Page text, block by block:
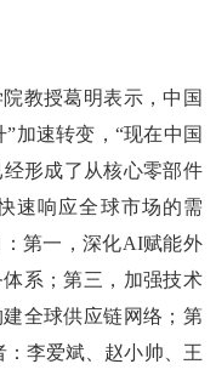
教授葛明表示，中国
加速转变，“现在中国
形成了从核心零部件
速响应全球市场的需
第一，深化AI赋能外
系；第三，加强技术
全球供应链网络；第
李爱斌、赵小帅、王